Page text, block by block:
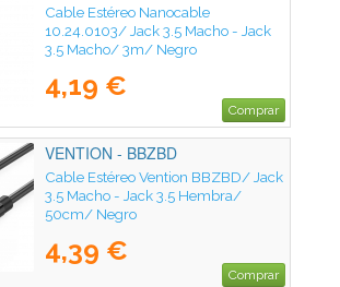
Cable Estéreo Nanocable
10.24.0103/ Jack 3.5 Macho - Jack
3.5 Macho/ 3m/ Negro
4,19 €
Comprar
VENTION - BBZBD
Cable Estéreo Vention BBZBD/ Jack
3.5 Macho - Jack 3.5 Hembra/
50cm/ Negro
4,39 €
Comprar